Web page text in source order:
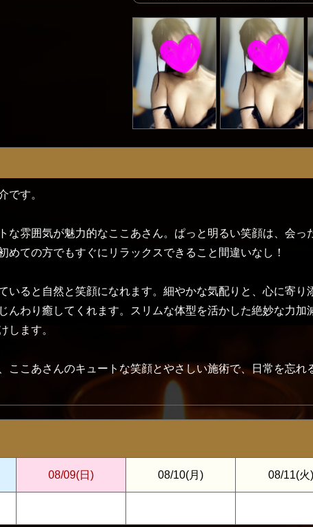
です。
な雰囲気が魅力的なここあさん。ぱっと明るい笑顔は、会
めての方でもすぐにリラックスできること間違いなし！
いると自然と笑顔になれます。細やかな気配りと、心に寄
んわり癒してくれます。スリムな体型を活かした絶妙な力
します。
ここあさんのキュートな笑顔とやさしい施術で、日常を忘
08/09(日) 08/10(月) 08/11(火)